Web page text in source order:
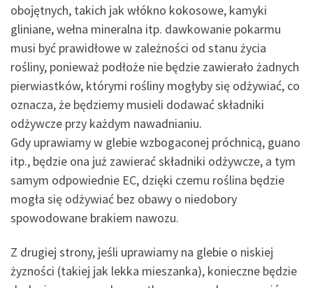
obojętnych, takich jak włókno kokosowe, kamyki
gliniane, wełna mineralna itp. dawkowanie pokarmu
musi być prawidłowe w zależności od stanu życia
rośliny, ponieważ podłoże nie będzie zawierało żadnych
pierwiastków, którymi rośliny mogłyby się odżywiać, co
oznacza, że będziemy musieli dodawać składniki
odżywcze przy każdym nawadnianiu.
Gdy uprawiamy w glebie wzbogaconej próchnicą, guano
itp., będzie ona już zawierać składniki odżywcze, a tym
samym odpowiednie EC, dzięki czemu roślina będzie
mogła się odżywiać bez obawy o niedobory
spowodowane brakiem nawozu.
Z drugiej strony, jeśli uprawiamy na glebie o niskiej
żyzności (takiej jak lekka mieszanka), konieczne będzie